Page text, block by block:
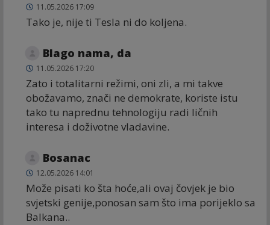
11.05.2026 17:09
Tako je, nije ti Tesla ni do koljena.
Blago nama, da
11.05.2026 17:20
Zato i totalitarni režimi, oni zli, a mi takve
obožavamo, znači ne demokrate, koriste istu
tako tu naprednu tehnologiju radi ličnih
interesa i doživotne vladavine.
Bosanac
12.05.2026 14:01
Može pisati ko šta hoće,ali ovaj čovjek je bio
svjetski genije,ponosan sam što ima porijeklo sa
Balkana..